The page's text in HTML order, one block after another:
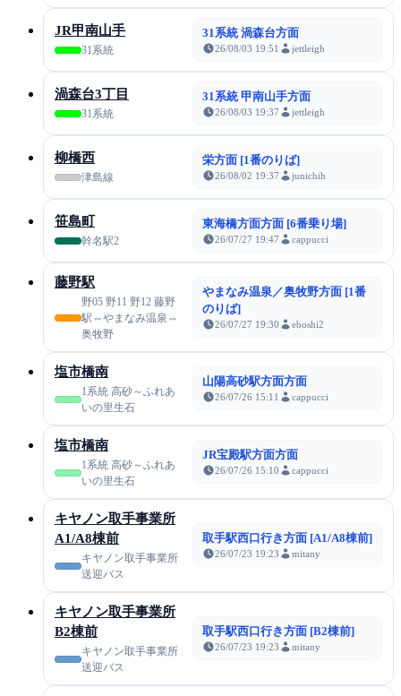
JR甲南山手
31系統
31系統 渦森台方面
26/08/03 19:51 jettleigh
渦森台3丁目
31系統
31系統 甲南山手方面
26/08/03 19:37 jettleigh
柳橋西
津島線
栄方面 [1番のりば]
26/08/02 19:37 junichih
笹島町
幹名駅2
東海橋方面方面 [6番乗り場]
26/07/27 19:47 cappucci
藤野駅
野05 野11 野12 藤野
駅⇔やまなみ温泉⇔
奥牧野
やまなみ温泉／奥牧野方面 [1番
のりば]
26/07/27 19:30 eboshi2
塩市橋南
1系統 高砂～ふれあ
いの里生石
山陽高砂駅方面方面
26/07/26 15:11 cappucci
塩市橋南
1系統 高砂～ふれあ
いの里生石
JR宝殿駅方面方面
26/07/26 15:10 cappucci
キヤノン取手事業所
A1/A8棟前
キヤノン取手事業所
送迎バス
取手駅西口行き方面 [A1/A8棟前]
26/07/23 19:23 mitany
キヤノン取手事業所
B2棟前
キヤノン取手事業所
送迎バス
取手駅西口行き方面 [B2棟前]
26/07/23 19:23 mitany